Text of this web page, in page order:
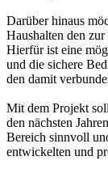
Darüber hinaus
Haushalten den
Hierfür ist eine
und die sichere
den damit
Mit dem Projekt
den nächsten
Bereich sinnvoll
entwickelten und